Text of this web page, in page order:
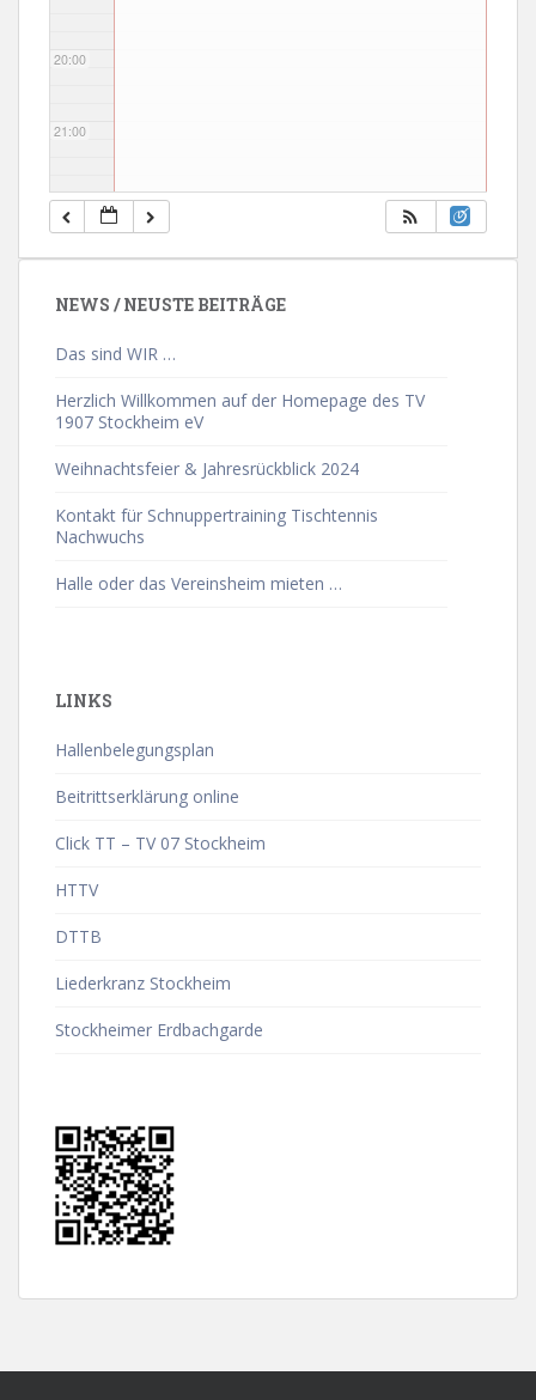
20:00
21:00
22:00
NEWS / NEUSTE BEITRÄGE
Das sind WIR …
Herzlich Willkommen auf der Homepage des TV
1907 Stockheim eV
Weihnachtsfeier & Jahresrückblick 2024
Kontakt für Schnuppertraining Tischtennis
Nachwuchs
Halle oder das Vereinsheim mieten …
LINKS
Hallenbelegungsplan
Beitrittserklärung online
Click TT – TV 07 Stockheim
HTTV
DTTB
Liederkranz Stockheim
Stockheimer Erdbachgarde